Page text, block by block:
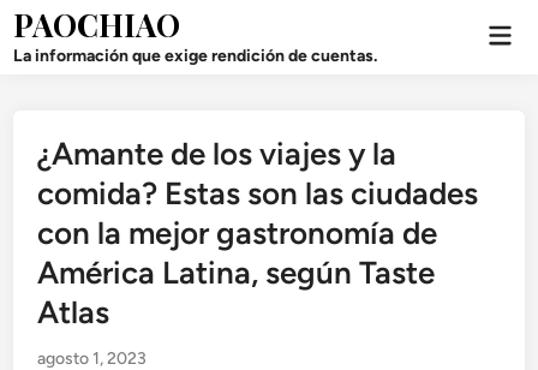
Saltar
contenido
PAOCHIAO
La información que exige rendición de cuentas.
Publicado
en
¿Amante de los viajes y la
comida? Estas son las ciudades
con la mejor gastronomía de
América Latina, según Taste
Atlas
agosto 1, 2023